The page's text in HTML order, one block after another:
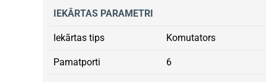
IEKĀRTAS PARAMETRI
Iekārtas tips Komutators
Pamatporti 6